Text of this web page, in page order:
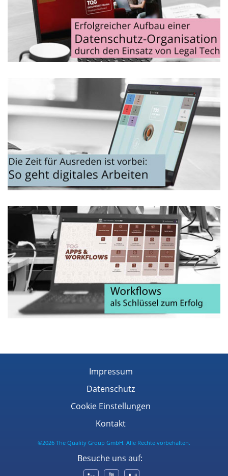
Impressum
Datenschutz
Cookie Einstellungen
Kontakt
©2026 The Quality Group GmbH. Alle Rechte vorbehalten.
Besuche uns auf: